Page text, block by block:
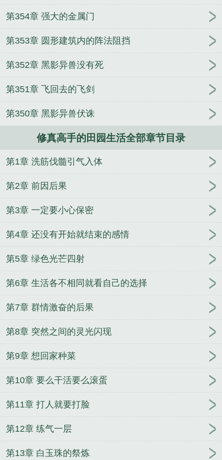
默
修真高手的田园生活女主
修真高手的田园生活陈
默全文免费阅读
修真高手的田园生活吧
修真高手的
田园生活免费全本 修真高手的田园生活百度百科
修
真高手的田园生活百度
修真高手的田园生活在线阅
文免费阅读 修真高手的田园生活在线阅读免费
修真
阅读 修真高手的田园生活 第3136章
修真高手的田
的田园生活TXT 用手机教古人搞基建
我的男友遍布
全世界
寻宝鼠在六零
二嫁美人：财迷皇妃腹黑帝
剑宗师妹她手握魔杖 让爱穿越时空
妃穿攻略：驯服
坏坏太子
我的佛系田园
我和情
娱乐圈
奇葩攻略
我有演戏专用人格
女帝
捡了一团头发 丁薇记事 丑颜皇后可倾城
第354章 强大的金属门
第353章 圆形建筑内的阵法阻挡
第352章 黑影异兽没有死
第351章 飞回去的飞剑
第350章 黑影异兽伏诛
修真高手的田园生活全部章节目录
第1章 洗筋伐髓引气入体
第2章 前因后果
第3章 一定要小心保密
第4章 还没有开始就结束的感情
第5章 绿色光芒四射
第6章 生活各不相同就看自己的选择
第7章 群情激奋的后果
第8章 突然之间的灵光闪现
第9章 想回家种菜
第10章 要么干活要么滚蛋
第11章 打人就要打脸
第12章 练气一层
第13章 白玉珠的祭炼